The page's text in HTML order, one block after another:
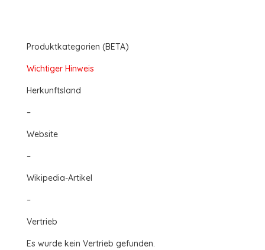
Produktkategorien (BETA)
Wichtiger Hinweis
Herkunftsland
–
Website
–
Wikipedia-Artikel
–
Vertrieb
Es wurde kein Vertrieb gefunden.